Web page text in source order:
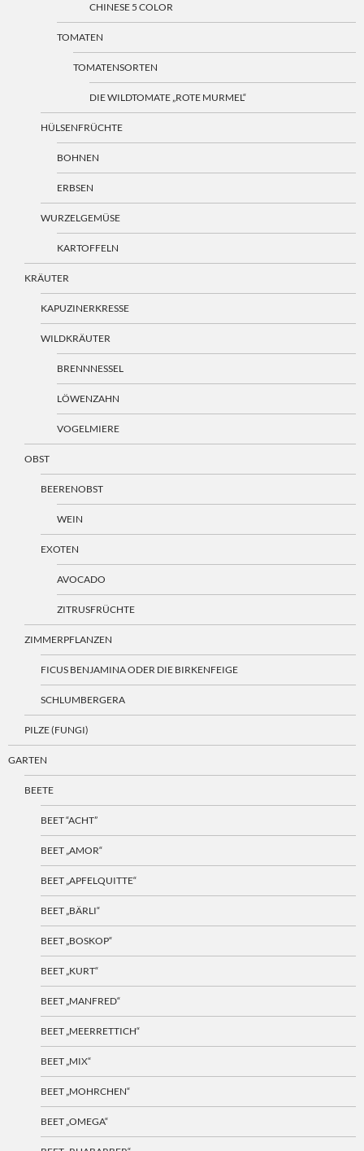
CHINESE 5 COLOR
TOMATEN
TOMATENSORTEN
DIE WILDTOMATE „ROTE MURMEL“
HÜLSENFRÜCHTE
BOHNEN
ERBSEN
WURZELGEMÜSE
KARTOFFELN
KRÄUTER
KAPUZINERKRESSE
WILDKRÄUTER
BRENNNESSEL
LÖWENZAHN
VOGELMIERE
OBST
BEERENOBST
WEIN
EXOTEN
AVOCADO
ZITRUSFRÜCHTE
ZIMMERPFLANZEN
FICUS BENJAMINA ODER DIE BIRKENFEIGE
SCHLUMBERGERA
PILZE (FUNGI)
GARTEN
BEETE
BEET “ACHT”
BEET „AMOR“
BEET „APFELQUITTE“
BEET „BÄRLI“
BEET „BOSKOP“
BEET „KURT“
BEET „MANFRED“
BEET „MEERRETTICH“
BEET „MIX“
BEET „MOHRCHEN“
BEET „OMEGA“